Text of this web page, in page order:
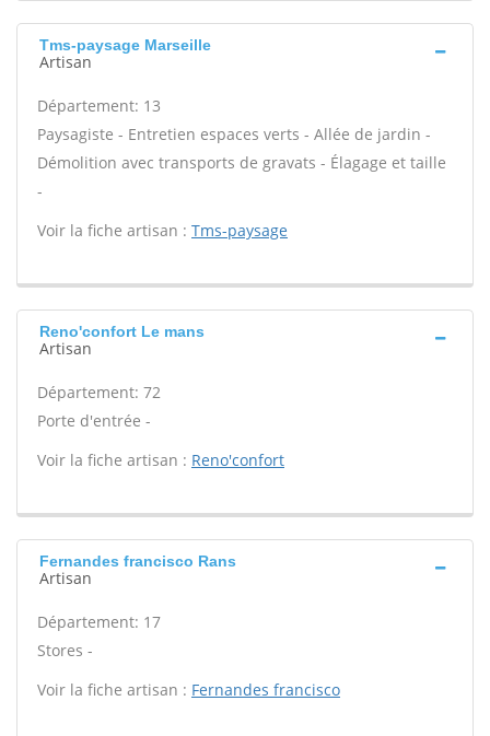
Tms-paysage Marseille
Artisan
Département: 13
Paysagiste - Entretien espaces verts - Allée de jardin -
Démolition avec transports de gravats - Élagage et taille
-
Voir la fiche artisan : Tms-paysage
Reno'confort Le mans
Artisan
Département: 72
Porte d'entrée -
Voir la fiche artisan : Reno'confort
Fernandes francisco Rans
Artisan
Département: 17
Stores -
Voir la fiche artisan : Fernandes francisco